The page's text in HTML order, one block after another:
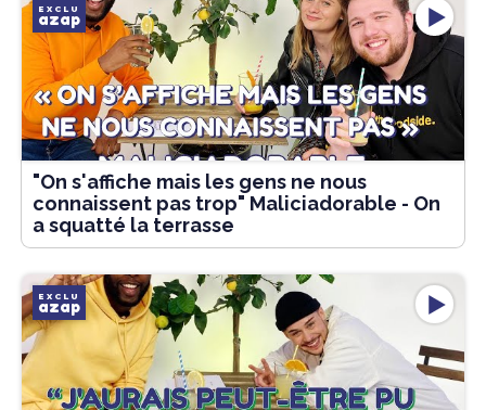
EXCLU
azap
"On s'affiche mais les gens ne nous
connaissent pas trop" Maliciadorable - On
a squatté la terrasse
EXCLU
azap